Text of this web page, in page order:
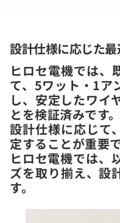
設計仕様に応じた
ヒロセ電機では、
て、5ワット・1ア
し、安定したワイ
とを検証済みです。
設計仕様に応じて
定することが重要で
ヒロセ電機では、
ズを取り揃え、設
す。